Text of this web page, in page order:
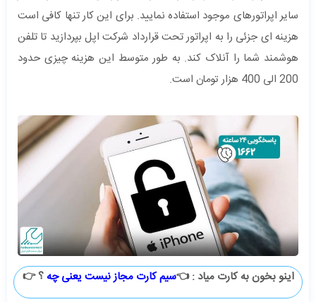
سایر اپراتورهای موجود استفاده نمایید. برای این کار تنها کافی است
هزینه ای جزئی را به اپراتور تحت قرارداد شرکت اپل بپردازید تا تلفن
‌هوشمند شما را آنلاک کند. به طور متوسط این هزینه چیزی حدود
200 الی 400 هزار تومان است.
اینو بخون به کارت میاد : 👈سیم کارت مجاز نیست یعنی چه ؟ 👉